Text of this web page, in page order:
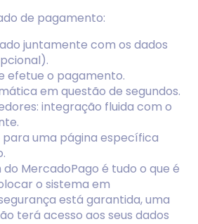
de pagamento:
juntamente com os dados
efetue o pagamento.
em questão de segundos.
integração fluida com o
uma página específica
MercadoPago é tudo o que é
o sistema em
está garantida, uma
terá acesso aos seus dados